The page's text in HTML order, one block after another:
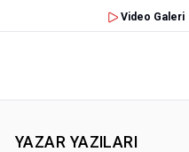
Video Galeri
YAZAR YAZILARI